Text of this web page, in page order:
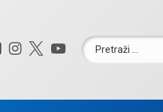
Facebook
Instagram
X.com
YouTube
Pretraži: